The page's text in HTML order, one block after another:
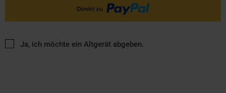
Ja, ich möchte ein Altgerät abgeben.